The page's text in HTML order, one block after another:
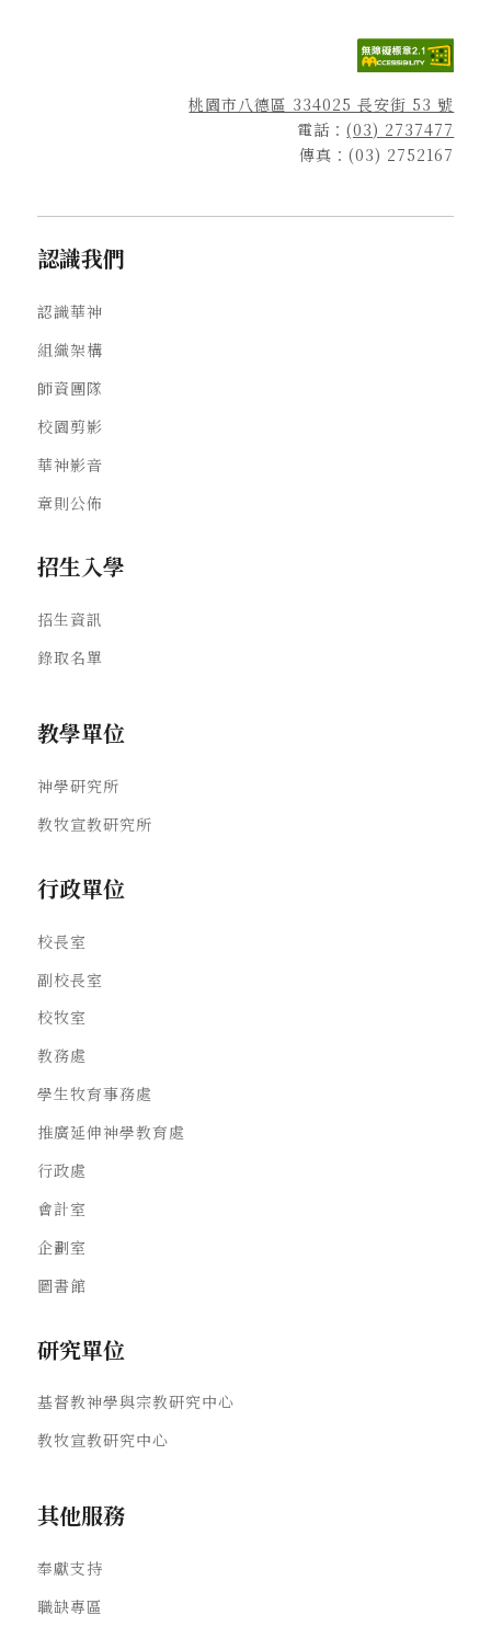
桃園市八德區 334025 長安街 53 號
電話：(03) 2737477
傳真：(03) 2752167
認識我們
認識華神
組織架構
師資團隊
校園剪影
華神影音
章則公佈
招生入學
招生資訊
錄取名單
教學單位
神學研究所
教牧宣教研究所
行政單位
校長室
副校長室
校牧室
教務處
學生牧育事務處
推廣延伸神學教育處
行政處
會計室
企劃室
圖書館
研究單位
基督教神學與宗教研究中心
教牧宣教研究中心
其他服務
奉獻支持
職缺專區